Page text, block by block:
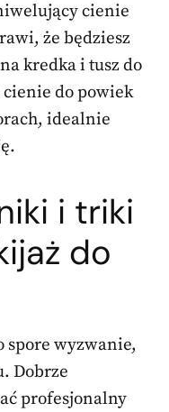
cienie
że będziesz
kredka i tusz do
cienie do powiek
idealnie
i triki
do
spore wyzwanie,
Dobrze
profesjonalny